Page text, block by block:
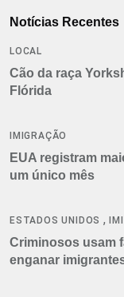
Notícias Recentes
LOCAL
Cão da raça
Flórida
IMIGRAÇÃO
EUA registram
um único mês
ESTADOS UNIDOS ,
Criminosos usam
enganar